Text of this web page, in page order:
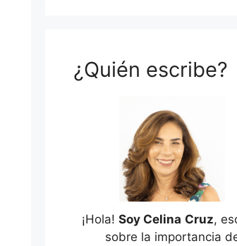
¿Quién escribe?
¡Hola! Soy Celina Cruz,
sobre la importancia